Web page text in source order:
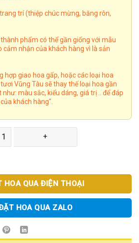
trí (thiệp chúc mừng, băng rôn,
phẩm có thể gần giống với mẫu
cảm nhận của khách hàng vì là sản
hợp giao hoa gấp, hoặc các loại hoa
Vũng Tàu sẽ thay thế loại hoa gần
màu sắc, kiểu dáng, giá trị .. để đáp
khách hàng".
HOA QUA ĐIỆN THOẠI
HOA QUA ZALO